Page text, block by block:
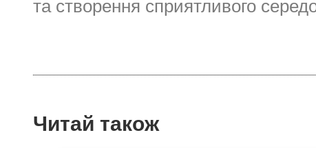
та створення сприятливого
Читай також